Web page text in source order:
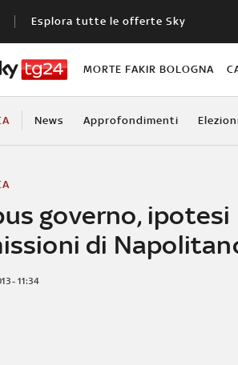
Esplora tutte le offerte Sky
MORTE FAKIR BOLOGNA
News Approfondimenti
governo, ipotesi
di
- 11:34